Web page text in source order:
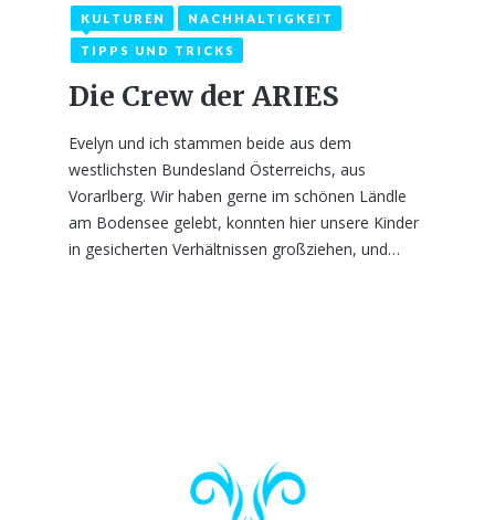
KULTUREN NACHHALTIGKEIT
TIPPS UND TRICKS
Die Crew der ARIES
Evelyn und ich stammen beide aus dem
westlichsten Bundesland Österreichs, aus
Vorarlberg. Wir haben gerne im schönen Ländle
am Bodensee gelebt, konnten hier unsere Kinder
in gesicherten Verhältnissen großziehen, und…